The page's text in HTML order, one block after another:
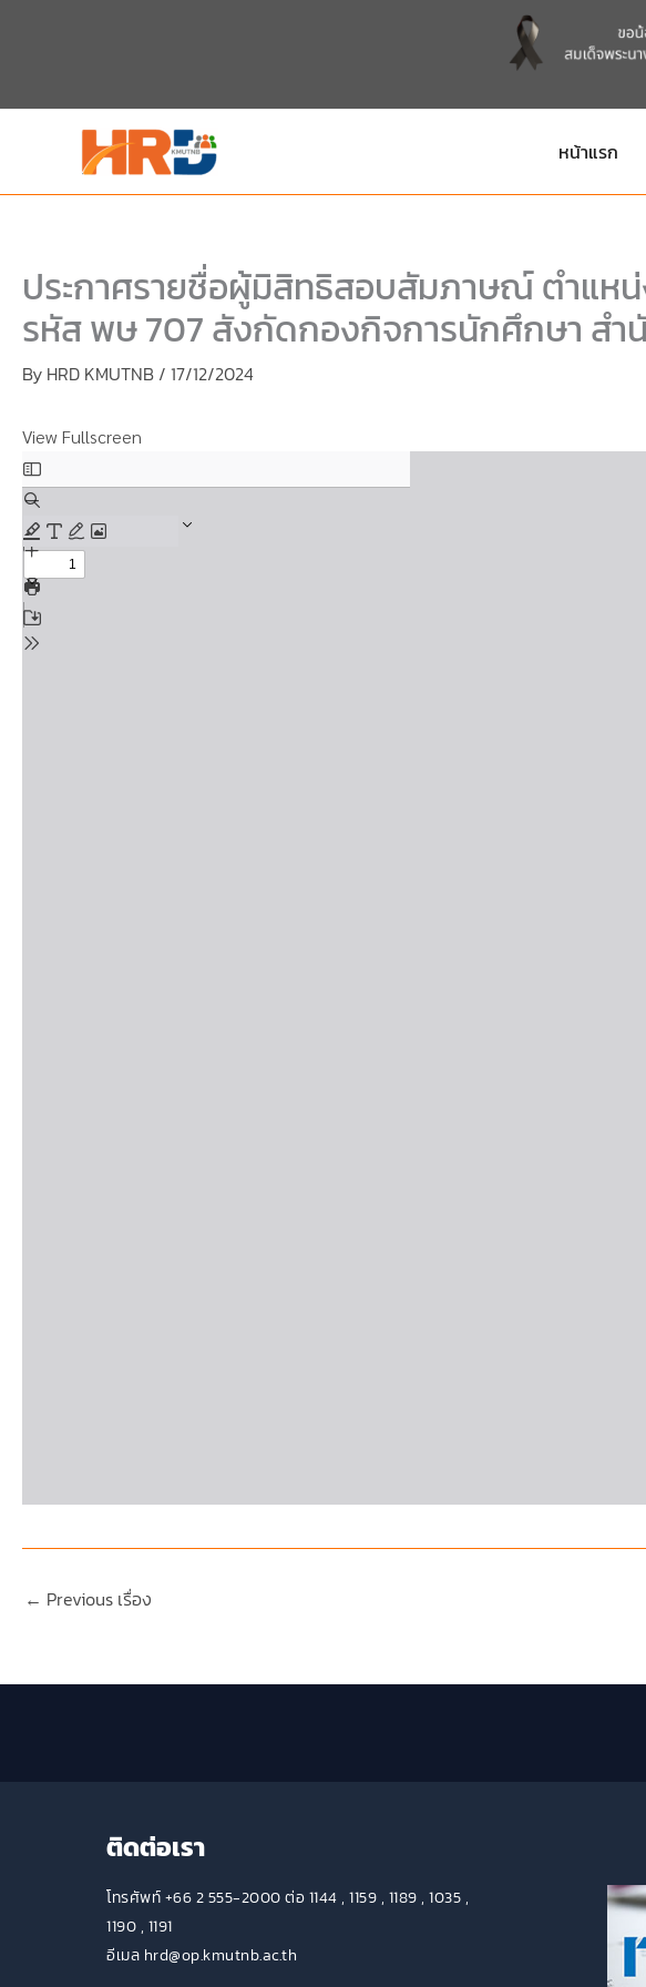
หน้าแรก
ประกาศรายชื่อผู้มิสิทธิสอบสัมภาษณ์ ตำแห
รหัส พษ 707 สังกัดกองกิจการนักศึกษา สำ
By HRD KMUTNB / 17/12/2024
View Fullscreen
← Previous เรื่อง
ติดต่อเรา
โทรศัพท์ +66 2 555-2000 ต่อ 1144 , 1159 , 1189 , 1035 ,
1190 , 1191
อีเมล hrd@op.kmutnb.ac.th